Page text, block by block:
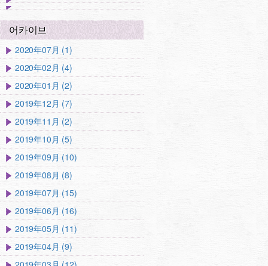
어카이브
2020年07月 (1)
2020年02月 (4)
2020年01月 (2)
2019年12月 (7)
2019年11月 (2)
2019年10月 (5)
2019年09月 (10)
2019年08月 (8)
2019年07月 (15)
2019年06月 (16)
2019年05月 (11)
2019年04月 (9)